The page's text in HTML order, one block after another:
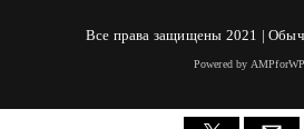
Все права защищены 2021 |
Powered by AMPforWP